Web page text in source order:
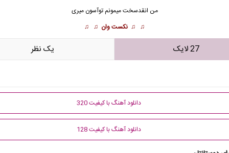
من انقدسخت میمونم توآسون میری
♫ ♫ نکست وان ♫ ♫
27 لایک يک نظر
دانلود آهنگ با کیفیت 320
دانلود آهنگ با کیفیت 128